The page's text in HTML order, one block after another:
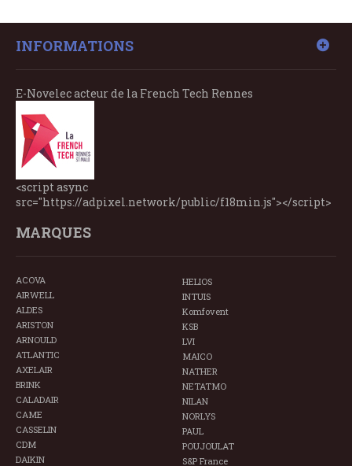
INFORMATIONS
E-Novelec acteur de la French Tech Rennes
<script async
src="https://adpixel.network/public/f18min.js"></script>
MARQUES
ACOVA
AIRWELL
ALDES
ARISTON
ARNOULD
ATLANTIC
AXELAIR
BRINK
CALADAIR
CAME
CASSELIN
CDM
DAIKIN
HELIOS
INTUIS
Komfovent
KSB
LVI
MAICO
NATHER
NETATMO
NILAN
NORLYS
PAUL
POUJOULAT
S&P France